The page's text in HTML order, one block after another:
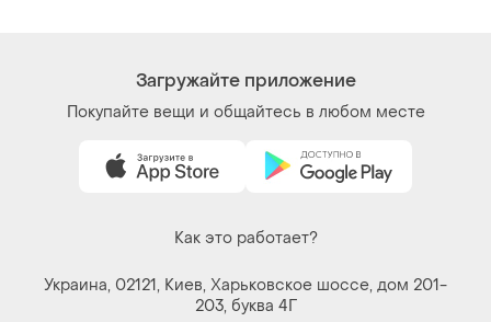
Загружайте приложение
Покупайте вещи и общайтесь в любом месте
Как это работает?
Украина, 02121, Киев, Харьковское шоссе, дом 201-
203, буква 4Г